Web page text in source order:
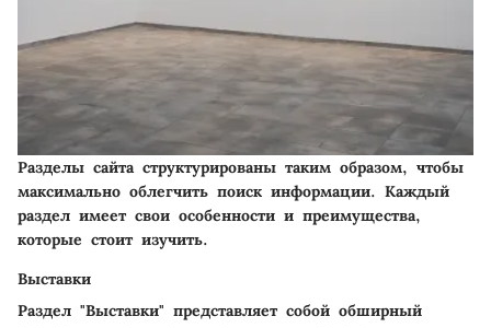
Разделы сайта структурированы таким образом, чтобы
максимально облегчить поиск информации. Каждый
раздел имеет свои особенности и преимущества,
которые стоит изучить.
Выставки
Раздел "Выставки" представляет собой обширный